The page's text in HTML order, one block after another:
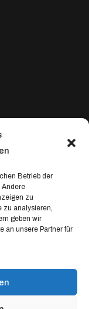
Betrieb der
Andere
zu
zu analysieren,
geben wir
an unsere Partner für